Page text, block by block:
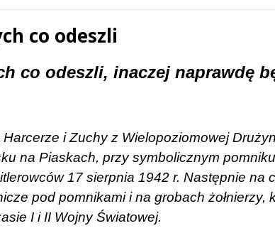
co odeszli
co odeszli, inaczej naprawdę
i Zuchy z Wielopoziomowej
na Piaskach, przy symbolicznym
17 sierpnia 1942 r. Następnie na
pod pomnikami i na grobach żołnierzy,
I i II Wojny Światowej.